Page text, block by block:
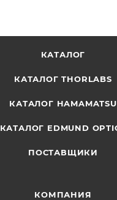
КАТАЛОГ
КАТАЛОГ THORLABS
КАТАЛОГ HAMAMATSU
КАТАЛОГ EDMUND
ПОСТАВЩИКИ
КОМПАНИЯ